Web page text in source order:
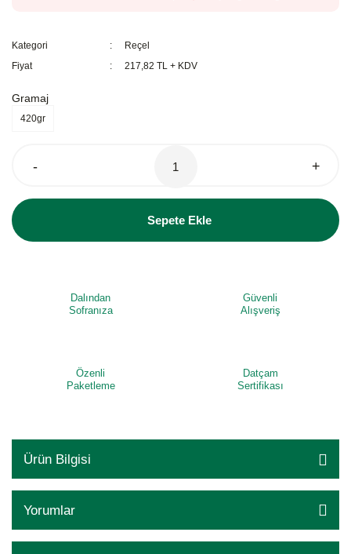
Kategori
Reçel
Fiyat
217,82 TL + KDV
Gramaj
420gr
- +
Sepete Ekle
Dalından
Sofranıza
Güvenli
Alışveriş
Özenli
Paketleme
Datçam
Sertifikası
Ürün Bilgisi
Yorumlar